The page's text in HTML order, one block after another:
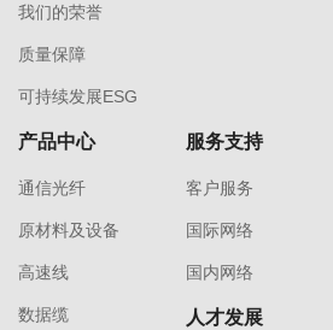
我们的荣誉
质量保障
可持续发展ESG
产品中心
通信光纤
原材料及设备
高速线
数据缆
服务支持
客户服务
国际网络
国内网络
人才发展